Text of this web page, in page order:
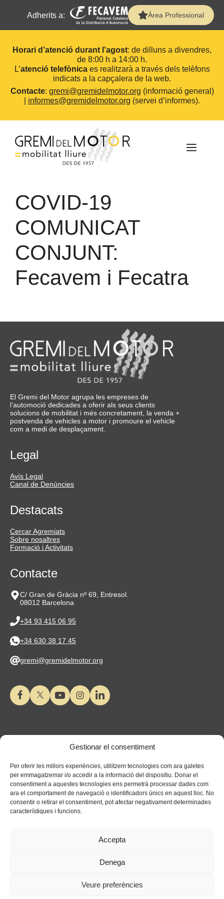
Gestionar el consentiment
Per oferir les millors experiències, utilitzem tecnologies com ara galetes
per emmagatzemar i/o accedir a la informació del dispositiu. Donar el
consentiment a aquestes tecnologies ens permetrà processar dades com
ara el comportament de navegació o identificadors únics en aquest lloc. No
consentir o retirar el consentiment, pot afectar negativament determinades
característiques i funcions.
Accepta
Denega
Veure preferències
Adherits a: Àrea Professional
Horari d’atenció durant l’agost: de dilluns a divendres,
de 8:00 h a 14:00 h.
L’atenció telefònicaes realitzarà a través dels telèfons
indicats a la capçalera de la web.
Contacte: gremi@gremidelmotor.org (informació general)
informes@gremidelmotor.org (servei d’informes).
contingut
COVID-19
COMUNICAT
CONJUNT:
Fecavem i Fecatra
El Gremi del Motor agrupa les empreses de
l’automoció dedicades a oferir als seus clients
solucions de mobilitat i més concretament, la venda +
postvenda de vehicles a motor i promoure el vehicle
com a medi de desplaçament.
Legal
Avís Legal
Canal de Denúncies
Destacats
Cercar Agremiats
Sobre nosaltres
Formació i Activitats
Contacte
C/ Gran de Gràcia nº 69, Entresol.
08012 Barcelona
+34 93 415 06 95
+34 630 38 17 45
gremi@gremidelmotor.org